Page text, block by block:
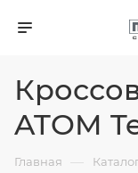
ATOM
Главная —